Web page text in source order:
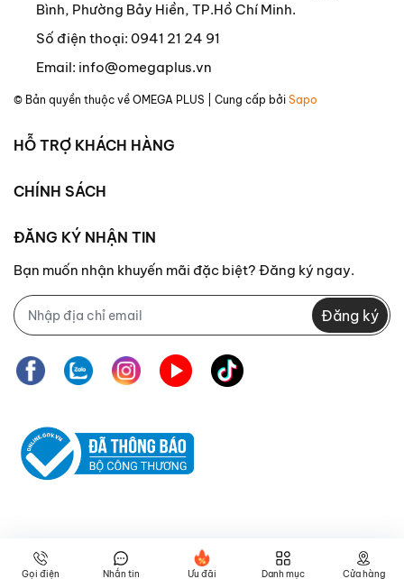
Bình, Phường Bảy Hiền, TP.Hồ Chí Minh.
Số điện thoại: 0941 21 24 91
Email: info@omegaplus.vn
© Bản quyền thuộc về OMEGA PLUS | Cung cấp bởi Sapo
HỖ TRỢ KHÁCH HÀNG
CHÍNH SÁCH
ĐĂNG KÝ NHẬN TIN
Bạn muốn nhận khuyến mãi đặc biệt? Đăng ký ngay.
Đăng ký
Gọi điện Nhắn tin Ưu đãi Danh mục Cửa hàng